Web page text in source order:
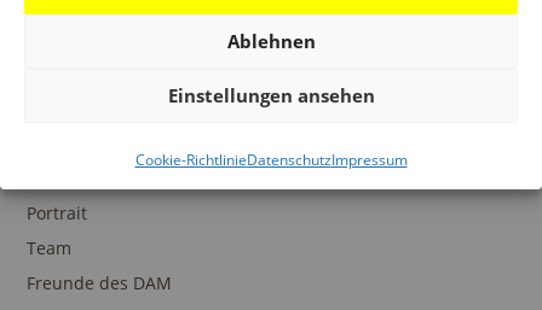
Ablehnen
Einstellungen ansehen
Cookie-RichtlinieDatenschutzImpressum
Portrait
Team
Freunde des DAM